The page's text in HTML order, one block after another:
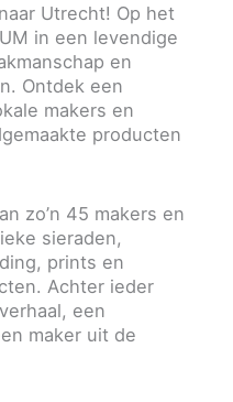
Utrecht! Op het
in een levendige
en
Ontdek een
makers en
producten
zo’n 45 makers en
sieraden,
prints en
Achter ieder
een
maker uit de